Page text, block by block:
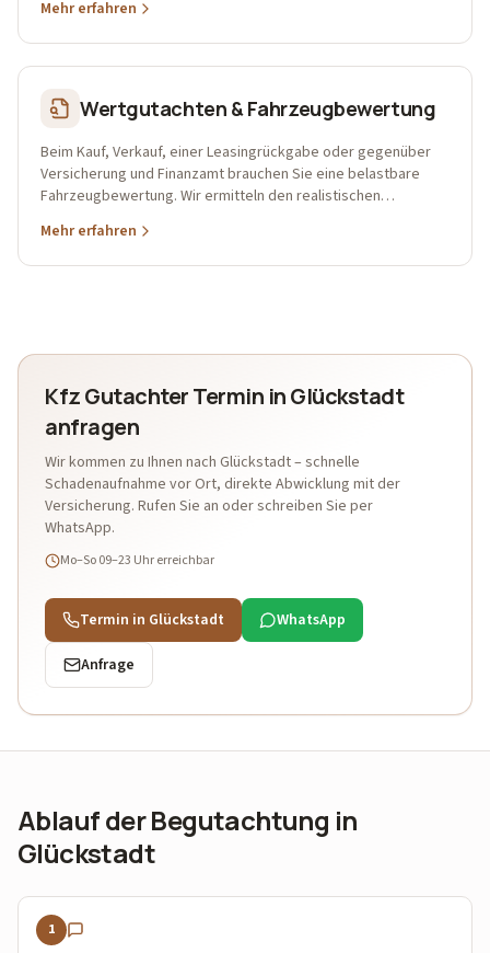
Mehr erfahren
Wertgutachten & Fahrzeugbewertung
Beim Kauf, Verkauf, einer Leasingrückgabe oder gegenüber
Versicherung und Finanzamt brauchen Sie eine belastbare
Fahrzeugbewertung. Wir ermitteln den realistischen
Marktdaten.
Mehr erfahren
Kfz Gutachter Termin in Glückstadt
anfragen
Wir kommen zu Ihnen nach Glückstadt – schnelle
Schadenaufnahme vor Ort, direkte Abwicklung mit der
Versicherung. Rufen Sie an oder schreiben Sie per
WhatsApp.
Mo–So 09–23 Uhrerreichbar
Termin in Glückstadt WhatsApp
Anfrage
Ablauf der Begutachtung in
Glückstadt
1